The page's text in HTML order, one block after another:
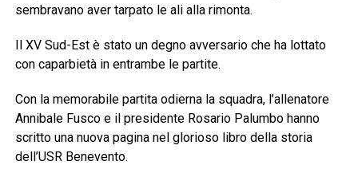
sembravano aver tarpato le ali alla rimonta.
Il XV Sud-Est è stato un degno avversario che ha lottato
con caparbietà in entrambe le partite.
Con la memorabile partita odierna la squadra, l’allenatore
Annibale Fusco e il presidente Rosario Palumbo hanno
scritto una nuova pagina nel glorioso libro della storia
dell’USR Benevento.